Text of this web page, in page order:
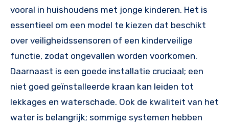
vooral in huishoudens met jonge kinderen. Het is
essentieel om een model te kiezen dat beschikt
over veiligheidssensoren of een kinderveilige
functie, zodat ongevallen worden voorkomen.
Daarnaast is een goede installatie cruciaal; een
niet goed geïnstalleerde kraan kan leiden tot
lekkages en waterschade. Ook de kwaliteit van het
water is belangrijk; sommige systemen hebben